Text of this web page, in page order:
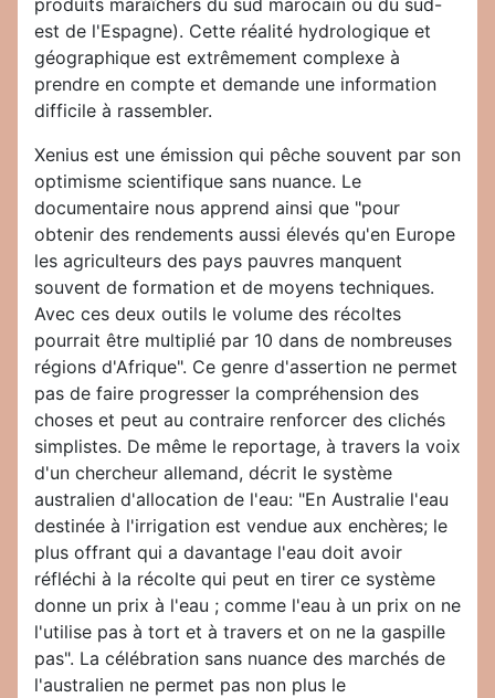
produits maraîchers du sud marocain ou du sud-
est de l'Espagne). Cette réalité hydrologique et
géographique est extrêmement complexe à
prendre en compte et demande une information
difficile à rassembler.
Xenius est une émission qui pêche souvent par son
optimisme scientifique sans nuance. Le
documentaire nous apprend ainsi que "pour
obtenir des rendements aussi élevés qu'en Europe
les agriculteurs des pays pauvres manquent
souvent de formation et de moyens techniques.
Avec ces deux outils le volume des récoltes
pourrait être multiplié par 10 dans de nombreuses
régions d'Afrique". Ce genre d'assertion ne permet
pas de faire progresser la compréhension des
choses et peut au contraire renforcer des clichés
simplistes. De même le reportage, à travers la voix
d'un chercheur allemand, décrit le système
australien d'allocation de l'eau: "En Australie l'eau
destinée à l'irrigation est vendue aux enchères; le
plus offrant qui a davantage l'eau doit avoir
réfléchi à la récolte qui peut en tirer ce système
donne un prix à l'eau ; comme l'eau à un prix on ne
l'utilise pas à tort et à travers et on ne la gaspille
pas". La célébration sans nuance des marchés de
l'australien ne permet pas non plus le